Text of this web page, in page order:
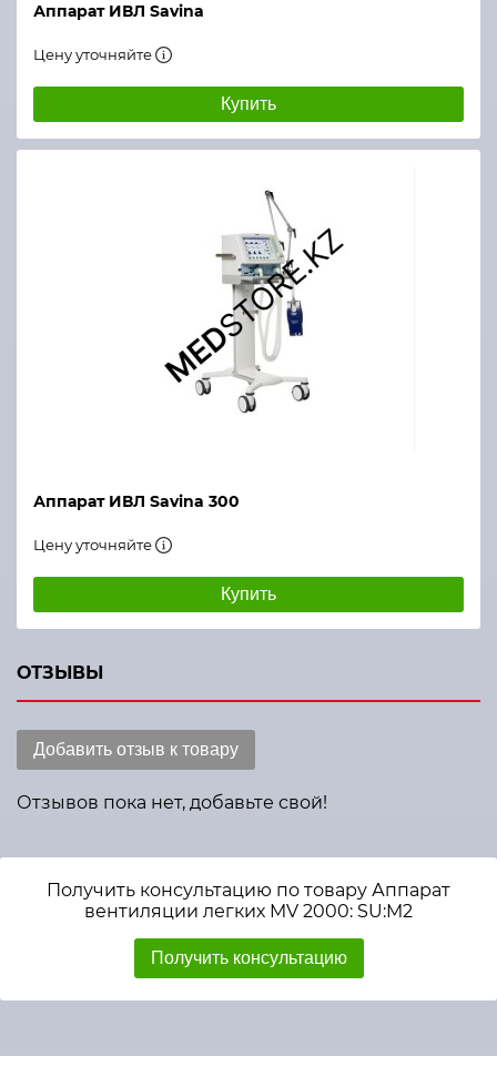
Аппарат ИВЛ Savina
Цену уточняйте
Купить
Аппарат ИВЛ Savina 300
Цену уточняйте
Купить
ОТЗЫВЫ
Добавить отзыв к товару
Отзывов пока нет, добавьте свой!
Получить консультацию по товару Аппарат
вентиляции легких MV 2000: SU:M2
Получить консультацию